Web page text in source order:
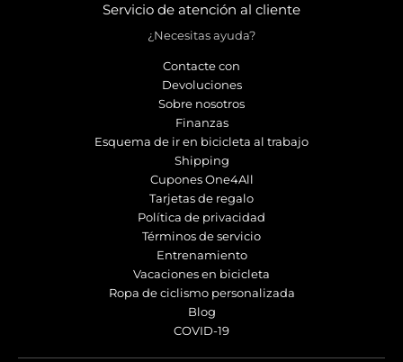
Servicio de atención al cliente
¿Necesitas ayuda?
Contacte con
Devoluciones
Sobre nosotros
Finanzas
Esquema de ir en bicicleta al trabajo
Shipping
Cupones One4All
Tarjetas de regalo
Política de privacidad
Términos de servicio
Entrenamiento
Vacaciones en bicicleta
Ropa de ciclismo personalizada
Blog
COVID-19